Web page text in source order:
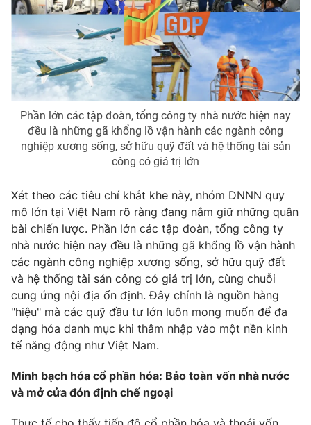
Tổng đài VTV:024.38 355 931 - 024.38 355 932
Ðiện thoại Thời báo VTV:024.66 897 897
Email:toasoan@vtv.vn
Liên hệ quảng cáo:024-7300.7108
® Cấm sao chép dưới mọi hình thức nếu không có sự chấp
thuận bằng văn bản. Ghi rõ nguồn VTV.vn khi phát hành lại
thông tin từ website này.
Phần lớn các tập đoàn, tổng công ty nhà nước hiện nay
đều là những gã khổng lồ vận hành các ngành công
nghiệp xương sống, sở hữu quỹ đất và hệ thống tài sản
công có giá trị lớn
Xét theo các tiêu chí khắt khe này, nhóm DNNN quy
mô lớn tại Việt Nam rõ ràng đang nắm giữ những quân
bài chiến lược. Phần lớn các tập đoàn, tổng công ty
nhà nước hiện nay đều là những gã khổng lồ vận hành
các ngành công nghiệp xương sống, sở hữu quỹ đất
và hệ thống tài sản công có giá trị lớn, cùng chuỗi
cung ứng nội địa ổn định. Đây chính là nguồn hàng
"hiệu" mà các quỹ đầu tư lớn luôn mong muốn để đa
dạng hóa danh mục khi thâm nhập vào một nền kinh
tế năng động như Việt Nam.
Minh bạch hóa cổ phần hóa: Bảo toàn vốn nhà nước
và mở cửa đón định chế ngoại